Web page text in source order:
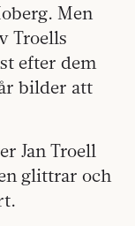
Men
Troells
efter dem
bilder att
Jan Troell
glittrar och